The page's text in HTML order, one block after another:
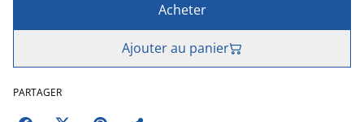
Acheter
Ajouter au panier
PARTAGER